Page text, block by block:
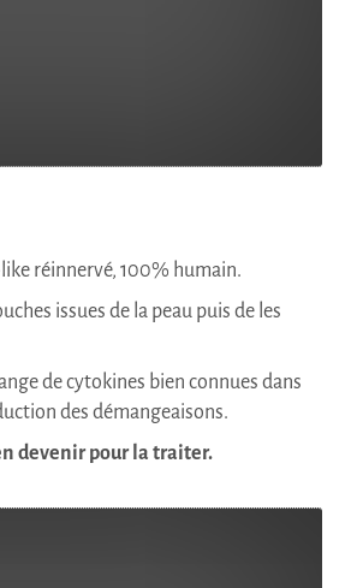
réinnervé, 100% humain.
issues de la peau puis de les
de cytokines bien connues dans
des démangeaisons.
devenir pour la traiter.